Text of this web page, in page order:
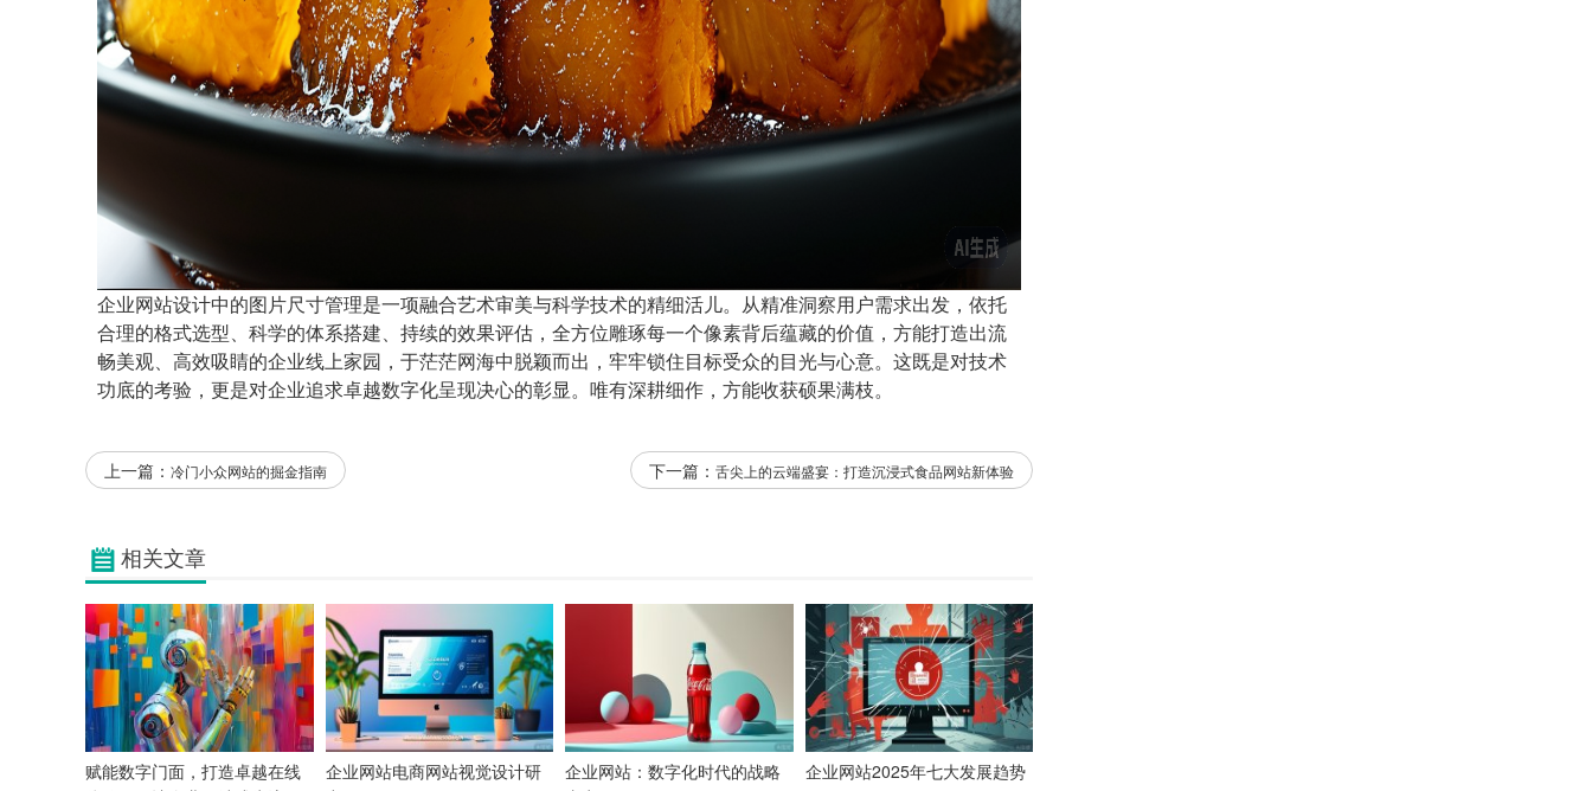
企业网站设计中的图片尺寸管理是一项融合艺术审美与科学技术的精细活儿。从精准洞察用户需求出发，依托
合理的格式选型、科学的体系搭建、持续的效果评估，全方位雕琢每一个像素背后蕴藏的价值，方能打造出流
畅美观、高效吸睛的企业线上家园，于茫茫网海中脱颖而出，牢牢锁住目标受众的目光与心意。这既是对技术
功底的考验，更是对企业追求卓越数字化呈现决心的彰显。唯有深耕细作，方能收获硕果满枝。
上一篇： 冷门小众网站的掘金指南 下一篇： 舌尖上的云端盛宴：打造沉浸式食品网站新体验
相关文章
赋能数字门面，打造卓越在线
企业网站电商网站视觉设计研
企业网站：数字化时代的战略
企业网站2025年七大发展趋势